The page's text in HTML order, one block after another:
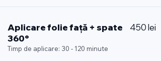
Aplicare folie față + spate
360°
450 lei
Timp de aplicare: 30 - 120 minute